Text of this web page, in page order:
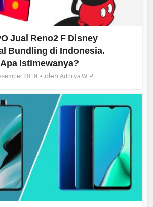
Jual Reno2 F Disney
Bundling di Indonesia.
Apa Istimewanya?
2019 oleh Adhitya W. P.